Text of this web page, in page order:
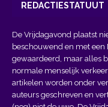
REDACTIESTATUUT
De Vrijdagavond plaatst
beschouwend en met
gewaardeerd, maar alles
normale menselijk
artikelen worden onder
auteurs geschreven en